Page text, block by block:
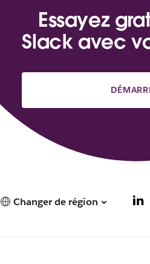
Essayez
Slack avec
Changer de région